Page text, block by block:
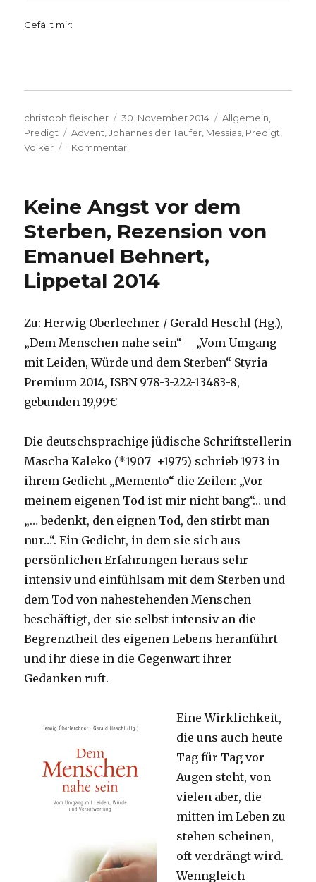
Gefällt mir:
Autor
christoph.fleischer
Veröffentlicht
am
30. November 2014 Kategorien
Allgemein
Predigt
Schlagwörter
Advent ,Johannes der Täufer Messias Predigt
Völker
1 Kommentarzu
15,
13,
3.
Advent,
neue
1,
Christoph
Welver
2014
Keine Angst vor dem
Sterben, Rezension von
Emanuel Behnert,
Lippetal 2014
Zu: Herwig Oberlechner / Gerald Heschl (Hg.),
„Dem Menschen nahe sein“ – „Vom Umgang
mit Leiden, Würde und dem Sterben“ Styria
Premium 2014, ISBN 978-3-222-13483-8,
gebunden 19,99€
Die deutschsprachige jüdische Schriftstellerin
Mascha Kaleko (*1907 +1975) schrieb 1973 in
ihrem Gedicht „Memento“ die Zeilen: „Vor
meinem eigenen Tod ist mir nicht bang“… und
„… bedenkt, den eignen Tod, den stirbt man
nur…“. Ein Gedicht, in dem sie sich aus
persönlichen Erfahrungen heraus sehr
intensiv und einfühlsam mit dem Sterben und
dem Tod von nahestehenden Menschen
beschäftigt, der sie selbst intensiv an die
Begrenztheit des eigenen Lebens heranführt
und ihr diese in die Gegenwart ihrer
Gedanken ruft.
Eine Wirklichkeit,
die uns auch heute
Tag für Tag vor
Augen steht, von
vielen aber, die
mitten im Leben zu
stehen scheinen,
oft verdrängt wird.
Wenngleich